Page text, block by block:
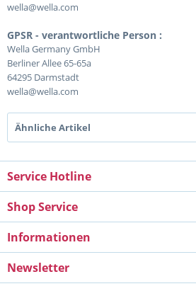
wella@wella.com
GPSR - verantwortliche Person :
Wella Germany GmbH
Berliner Allee 65-65a
64295 Darmstadt
wella@wella.com
Ähnliche Artikel
Service Hotline
Shop Service
Informationen
Newsletter